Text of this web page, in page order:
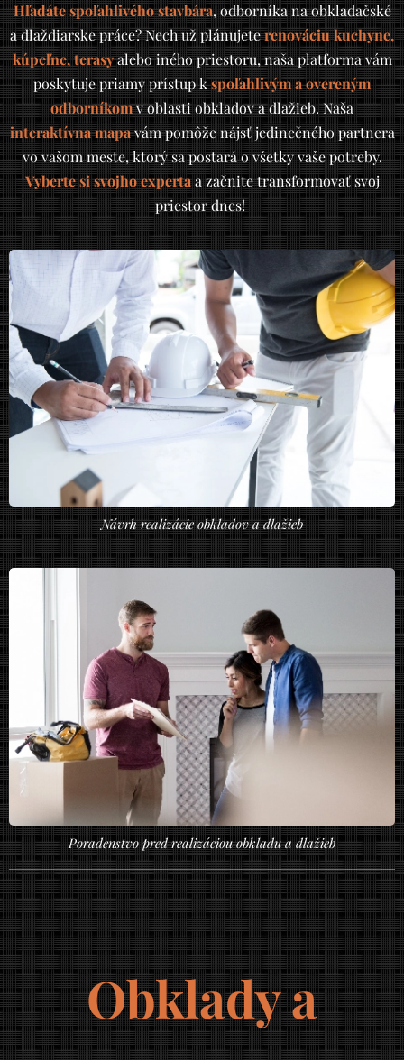
Hľadáte spoľahlivého stavbára, odborníka na obkladačské
a dlaždiarske práce? Nech už plánujeterenováciu kuchyne,
kúpeľne, terasyalebo iného priestoru, naša platforma vám
poskytuje priamy prístup kspoľahlivým a overeným
odborníkomv oblasti obkladov a dlažieb. Naša
interaktívna mapavám pomôže nájsť jedinečného partnera
vo vašom meste, ktorý sa postará o všetky vaše potreby.
Vyberte si svojho expertaa začnite transformovať svoj
priestor dnes!
Návrh realizácie obkladov a dlažieb
Poradenstvo pred realizáciou obkladu a dlažieb
Obklady a